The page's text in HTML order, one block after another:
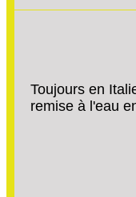
Toujours en
remise à l'eau